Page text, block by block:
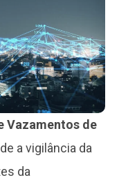
Vazamentos de
a vigilância da
da